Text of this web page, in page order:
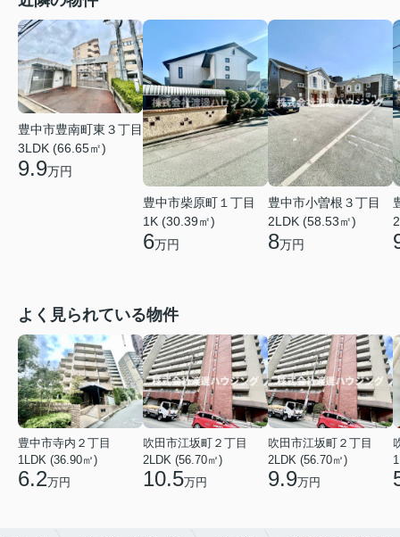
豊中市豊南町東３丁目
3LDK (66.65㎡)
9.9万円
豊中市柴原町１丁目
1K (30.39㎡)
6万円
豊中市小曽根３丁目
2LDK (58.53㎡)
8万円
よく見られている物件
豊中市寺内２丁目
1LDK (36.90㎡)
6.2万円
吹田市江坂町２丁目
2LDK (56.70㎡)
10.5万円
吹田市江坂町２丁目
2LDK (56.70㎡)
9.9万円